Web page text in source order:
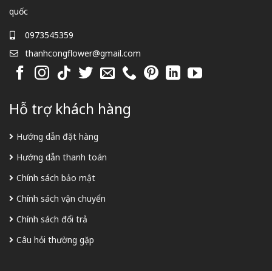
quốc
0973545359
thanhcongflower@gmail.com
Hỗ trợ khách hàng
Hướng dẫn đặt hàng
Hướng dẫn thanh toán
Chính sách bảo mật
Chính sách vận chuyển
Chính sách đổi trả
Câu hỏi thường gặp